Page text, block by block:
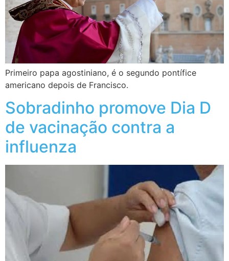
Primeiro papa agostiniano, é o segundo pontífice
americano depois de Francisco.
Sobradinho promove Dia D
de vacinação contra a
influenza